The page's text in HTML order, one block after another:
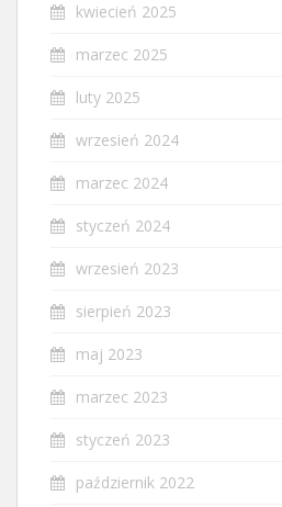
kwiecień 2025
marzec 2025
luty 2025
wrzesień 2024
marzec 2024
styczeń 2024
wrzesień 2023
sierpień 2023
maj 2023
marzec 2023
styczeń 2023
październik 2022